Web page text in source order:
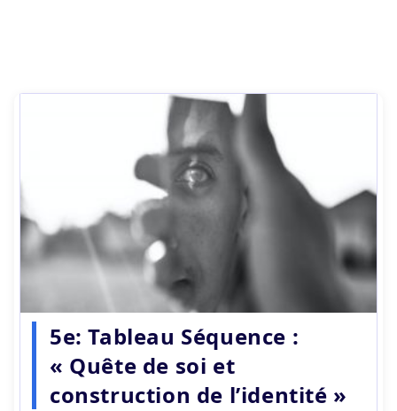
5e: Tableau Séquence :
« Quête de soi et
construction de l’identité »